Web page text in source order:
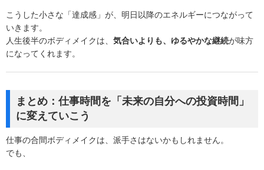
こうした小さな「達成感」が、明日以降のエネルギーにつながって
いきます。
人生後半のボディメイクは、 気合いよりも、ゆるやかな継続が味方
になってくれます。
まとめ：仕事時間を「未来の自分への投資時間」
に変えていこう
仕事の合間ボディメイクは、派手さはないかもしれません。
でも、